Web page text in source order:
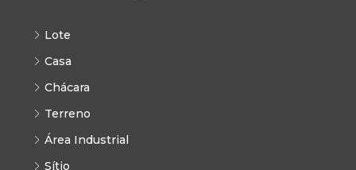
Lote
Casa
Chácara
Terreno
Área Industrial
Sítio